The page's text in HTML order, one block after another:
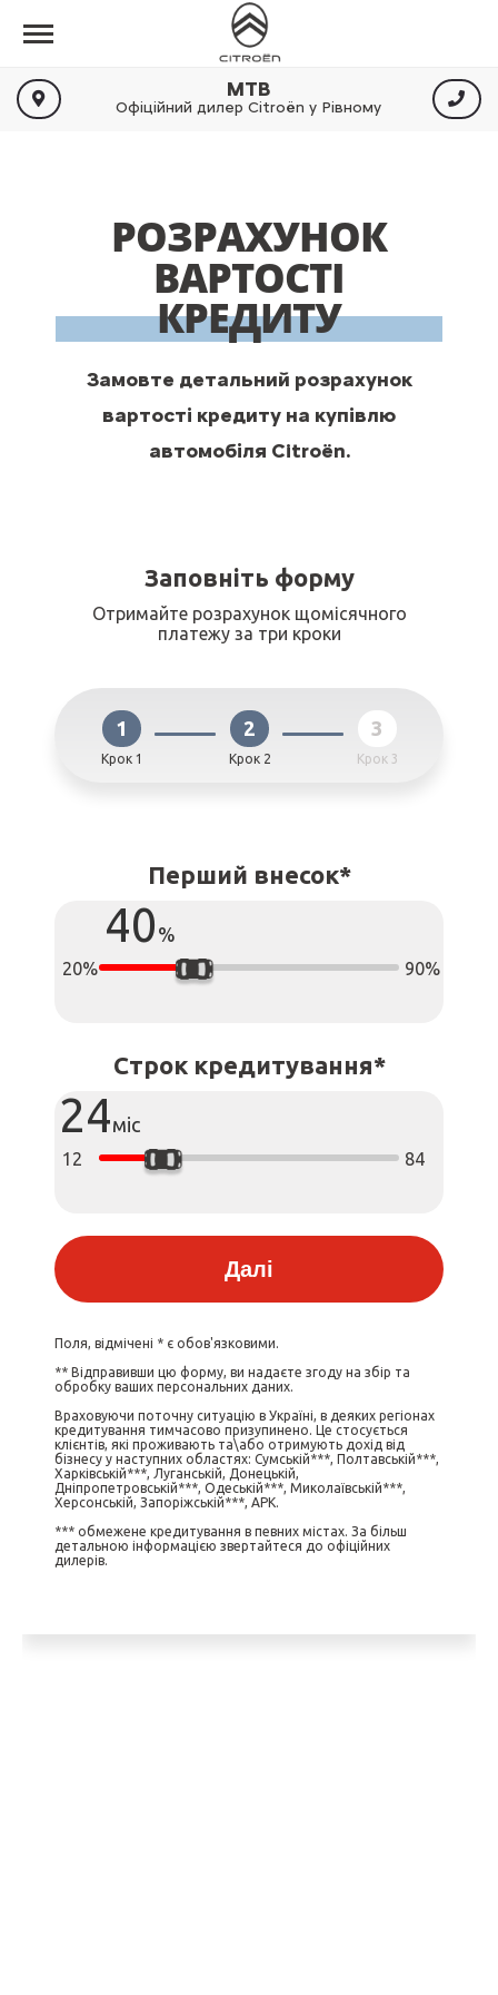
МТВ
Офіційний дилер Citroën у Рівному
РОЗРАХУНОК
ВАРТОСТІ
КРЕДИТУ
Замовте детальний розрахунок
вартості кредиту на купівлю
автомобіля Citroën.